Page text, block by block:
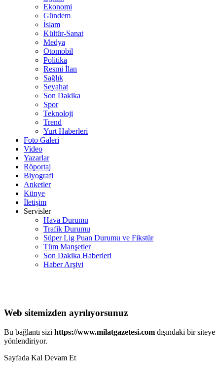
Ekonomi
Gündem
İslam
Kültür-Sanat
Medya
Otomobil
Politika
Resmi İlan
Sağlık
Seyahat
Son Dakika
Spor
Teknoloji
Trend
Yurt Haberleri
Foto Galeri
Video
Yazarlar
Röportaj
Biyografi
Anketler
Künye
İletişim
Servisler
Hava Durumu
Trafik Durumu
Süper Lig Puan Durumu ve Fikstür
Tüm Manşetler
Son Dakika Haberleri
Haber Arşivi
Web sitemizden ayrılıyorsunuz
Bu bağlantı sizi https://www.milatgazetesi.com dışındaki bir siteye
yönlendiriyor.
Sayfada Kal Devam Et